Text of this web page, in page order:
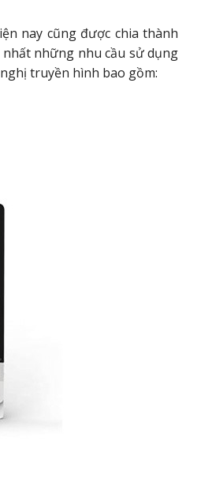
nay cũng được chia thành
những nhu cầu sử dụng
truyền hình bao gồm: